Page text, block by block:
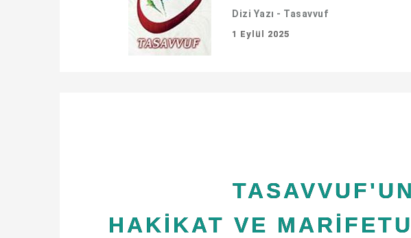
Dizi Yazı - Tasavvuf
1 Eylül 2025
HAKİKAT VE